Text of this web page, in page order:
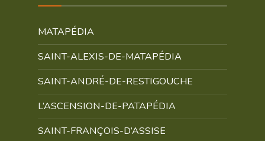
MATAPÉDIA
SAINT-ALEXIS-DE-MATAPÉDIA
SAINT-ANDRÉ-DE-RESTIGOUCHE
L’ASCENSION-DE-PATAPÉDIA
SAINT-FRANÇOIS-D’ASSISE